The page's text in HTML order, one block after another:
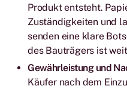
Produkt entsteht.
Zuständigkeiten und
senden eine klare
des Bauträgers ist
Gewährleistung und
Käufer nach dem